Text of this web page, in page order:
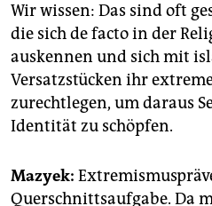
Wir wissen: Das sind oft
die sich de facto in der
auskennen und sich mit
Versatzstücken ihr
zurechtlegen, um daraus
Identität zu schöpfen.
Mazyek:
Querschnittsaufgabe. Da